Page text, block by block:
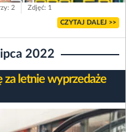
2 Zdjęć: 1
CZYTAJ DALEJ >>
2022
za letnie wyprzedaże